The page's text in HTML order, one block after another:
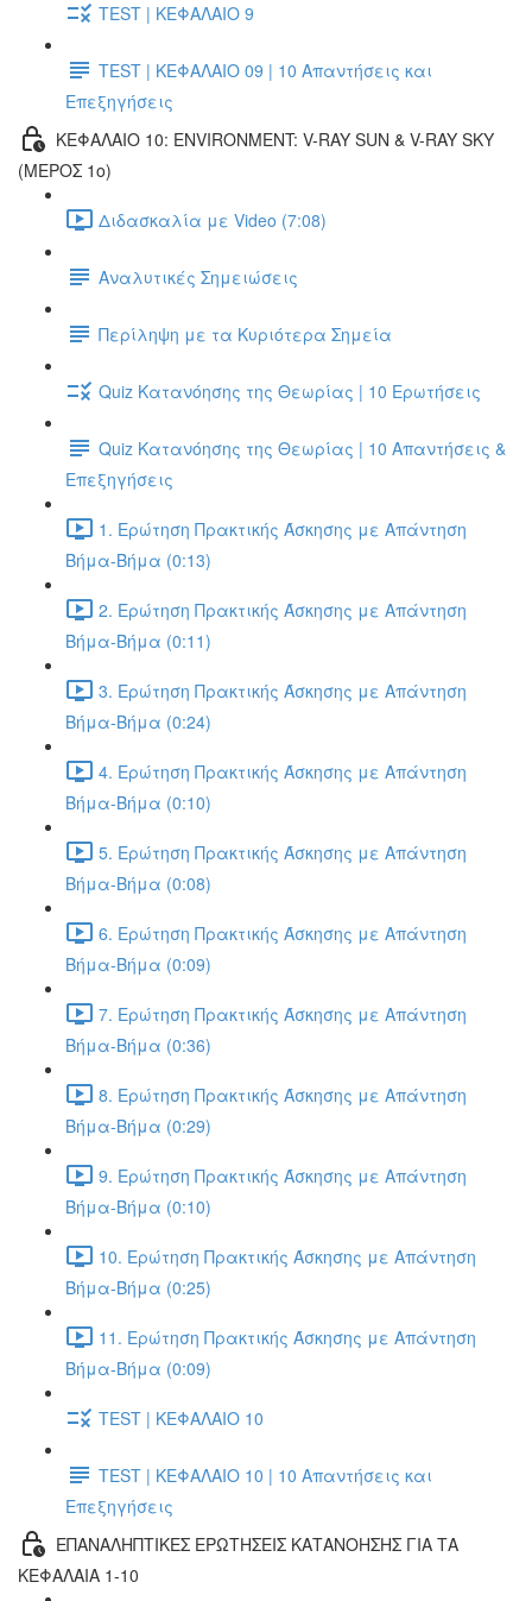
TEST | ΚΕΦΑΛΑΙΟ 9
TEST | ΚΕΦΑΛΑΙΟ 09 | 10 Απαντήσεις και
Επεξηγήσεις
ΚΕΦΑΛΑΙΟ 10: ENVIRONMENT: V-RAY SUN & V-RAY SKY
(ΜΕΡΟΣ 1ο)
Διδασκαλία με Video (7:08)
Αναλυτικές Σημειώσεις
Περίληψη με τα Κυριότερα Σημεία
Quiz Κατανόησης της Θεωρίας | 10 Ερωτήσεις
Quiz Κατανόησης της Θεωρίας | 10 Απαντήσεις &
Επεξηγήσεις
1. Ερώτηση Πρακτικής Άσκησης με Απάντηση
Βήμα-Βήμα (0:13)
2. Ερώτηση Πρακτικής Άσκησης με Απάντηση
Βήμα-Βήμα (0:11)
3. Ερώτηση Πρακτικής Άσκησης με Απάντηση
Βήμα-Βήμα (0:24)
4. Ερώτηση Πρακτικής Άσκησης με Απάντηση
Βήμα-Βήμα (0:10)
5. Ερώτηση Πρακτικής Άσκησης με Απάντηση
Βήμα-Βήμα (0:08)
6. Ερώτηση Πρακτικής Άσκησης με Απάντηση
Βήμα-Βήμα (0:09)
7. Ερώτηση Πρακτικής Άσκησης με Απάντηση
Βήμα-Βήμα (0:36)
8. Ερώτηση Πρακτικής Άσκησης με Απάντηση
Βήμα-Βήμα (0:29)
9. Ερώτηση Πρακτικής Άσκησης με Απάντηση
Βήμα-Βήμα (0:10)
10. Ερώτηση Πρακτικής Άσκησης με Απάντηση
Βήμα-Βήμα (0:25)
11. Ερώτηση Πρακτικής Άσκησης με Απάντηση
Βήμα-Βήμα (0:09)
TEST | ΚΕΦΑΛΑΙΟ 10
TEST | ΚΕΦΑΛΑΙΟ 10 | 10 Απαντήσεις και
Επεξηγήσεις
ΕΠΑΝΑΛΗΠΤΙΚΕΣ ΕΡΩΤΗΣΕΙΣ ΚΑΤΑΝΟΗΣΗΣ ΓΙΑ ΤΑ
ΚΕΦΑΛΑΙΑ 1-10